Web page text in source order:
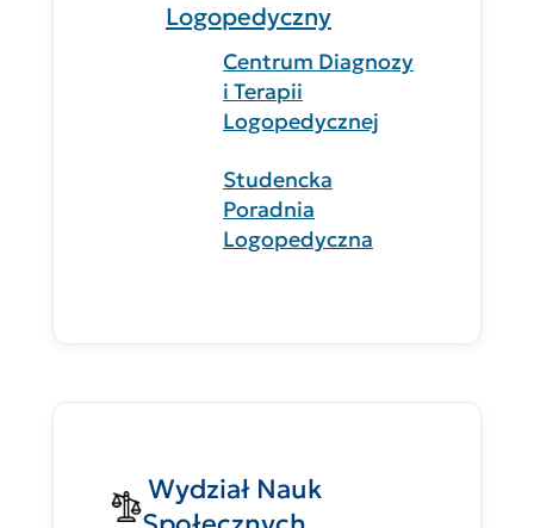
Logopedyczny
Centrum Diagnozy
i Terapii
Logopedycznej
Studencka
Poradnia
Logopedyczna
Wydział Nauk